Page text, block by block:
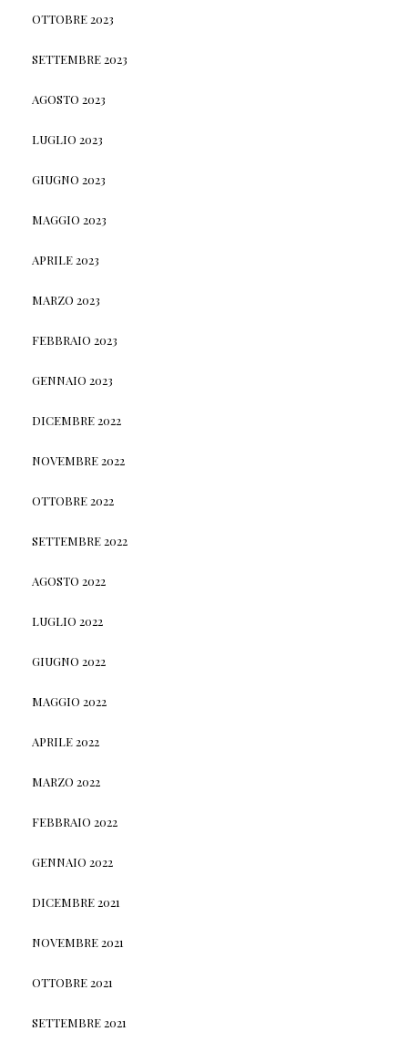
OTTOBRE 2023
SETTEMBRE 2023
AGOSTO 2023
LUGLIO 2023
GIUGNO 2023
MAGGIO 2023
APRILE 2023
MARZO 2023
FEBBRAIO 2023
GENNAIO 2023
DICEMBRE 2022
NOVEMBRE 2022
OTTOBRE 2022
SETTEMBRE 2022
AGOSTO 2022
LUGLIO 2022
GIUGNO 2022
MAGGIO 2022
APRILE 2022
MARZO 2022
FEBBRAIO 2022
GENNAIO 2022
DICEMBRE 2021
NOVEMBRE 2021
OTTOBRE 2021
SETTEMBRE 2021